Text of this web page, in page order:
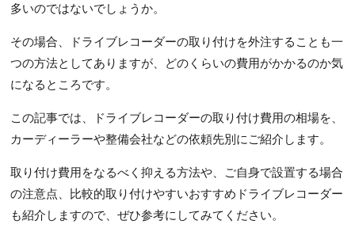
多いのではないでしょうか。
その場合、ドライブレコーダーの取り付けを外注することも一
つの方法としてありますが、どのくらいの費用がかかるのか気
になるところです。
この記事では、ドライブレコーダーの取り付け費用の相場を、
カーディーラーや整備会社などの依頼先別にご紹介します。
取り付け費用をなるべく抑える方法や、ご自身で設置する場合
の注意点、比較的取り付けやすいおすすめドライブレコーダー
も紹介しますので、ぜひ参考にしてみてください。